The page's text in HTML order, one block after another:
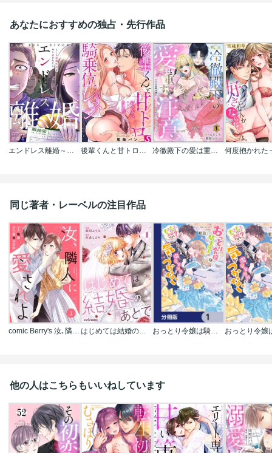
あなたにおすすめの独占・先行作品
エンドレス離婚～もしも結婚生活をやり直せたなら～【フルカラー】 後輩くんと甘トロ騎乗位レッスン～おっきいカラダで突き上げられて… 冷徹殿下の愛は重すぎ注意 ただの男爵令嬢にXL級の愛を注がないでください…っ(分冊版)
同じ著者・レーベルの注目作品
comic Berry's 汝､隣人に愛されよ(分冊版) はじめては結婚のあとで おっとり令嬢は騎士団長の溺愛包囲網に気がつかない もふもふしてたら求婚ですか?【分冊版】
他の人はこちらもいいねしています